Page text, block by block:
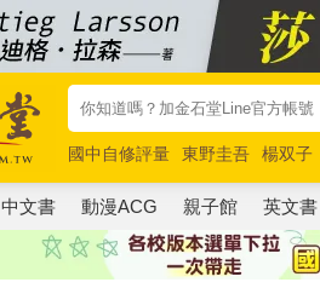
國中自修評量 東野圭吾 楊双子
唯紅花綻放
奧德賽 路邊攤新作
中文書 動漫ACG 親子館 英文書